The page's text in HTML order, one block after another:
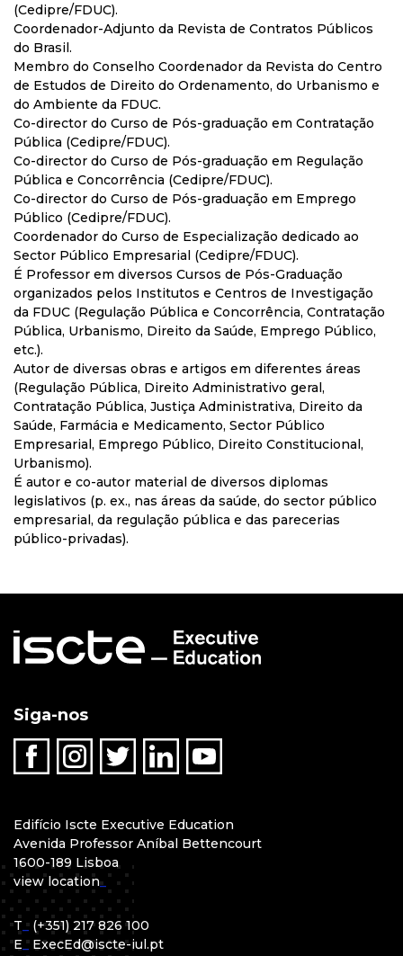
(Cedipre/FDUC).
Coordenador-Adjunto da Revista de Contratos Públicos
do Brasil.
Membro do Conselho Coordenador da Revista do Centro
de Estudos de Direito do Ordenamento, do Urbanismo e
do Ambiente da FDUC.
Co-director do Curso de Pós-graduação em Contratação
Pública (Cedipre/FDUC).
Co-director do Curso de Pós-graduação em Regulação
Pública e Concorrência (Cedipre/FDUC).
Co-director do Curso de Pós-graduação em Emprego
Público (Cedipre/FDUC).
Coordenador do Curso de Especialização dedicado ao
Sector Público Empresarial (Cedipre/FDUC).
É Professor em diversos Cursos de Pós-Graduação
organizados pelos Institutos e Centros de Investigação
da FDUC (Regulação Pública e Concorrência, Contratação
Pública, Urbanismo, Direito da Saúde, Emprego Público,
etc.).
Autor de diversas obras e artigos em diferentes áreas
(Regulação Pública, Direito Administrativo geral,
Contratação Pública, Justiça Administrativa, Direito da
Saúde, Farmácia e Medicamento, Sector Público
Empresarial, Emprego Público, Direito Constitucional,
Urbanismo).
É autor e co-autor material de diversos diplomas
legislativos (p. ex., nas áreas da saúde, do sector público
empresarial, da regulação pública e das parecerias
público-privadas).
Siga-nos
Edifício Iscte Executive Education
Avenida Professor Aníbal Bettencourt
1600-189 Lisboa
view location_
T _ (+351) 217 826 100
E _ ExecEd@iscte-iul.pt